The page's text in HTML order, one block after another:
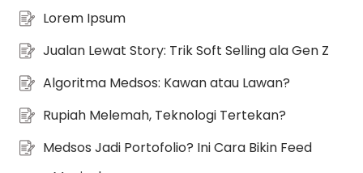
Lorem Ipsum
Jualan Lewat Story: Trik Soft Selling ala Gen Z
Algoritma Medsos: Kawan atau Lawan?
Rupiah Melemah, Teknologi Tertekan?
Medsos Jadi Portofolio? Ini Cara Bikin Feed